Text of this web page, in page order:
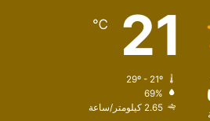
21
℃
69%
2.65 كيلومتر/ساعة